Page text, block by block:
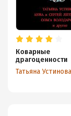
Коварные
драгоценности
Татьяна Устинова